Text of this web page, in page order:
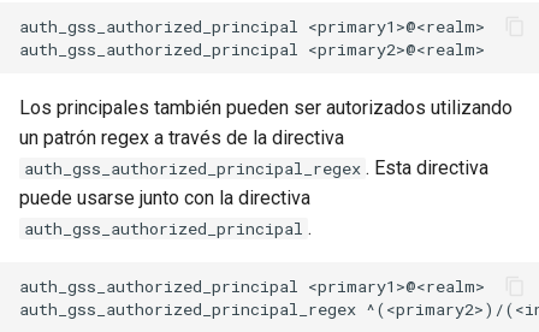
limit-rate
limit-traffic
lmdb
auth_gss_authorized_principal <primary1>@<realm>
Los principales también pueden ser autorizados utilizando
un patrón regex a través de la directiva
auth_gss_authorized_principal_regex . Esta directiva
puede usarse junto con la directiva
auth_gss_authorized_principal .
auth_gss_authorized_principal <primary1>@<realm>